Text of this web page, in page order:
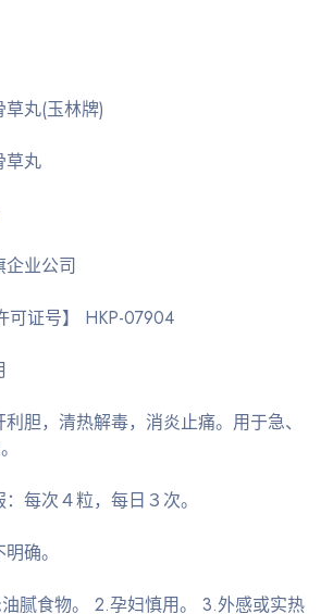
草丸(玉林牌)
草丸
企业公司
可证号】 HKP-07904
利胆，清热解毒，消炎止痛。用于急、
：每次４粒，每日３次。
确。
油腻食物。 2.孕妇慎用。 3.外感或实热